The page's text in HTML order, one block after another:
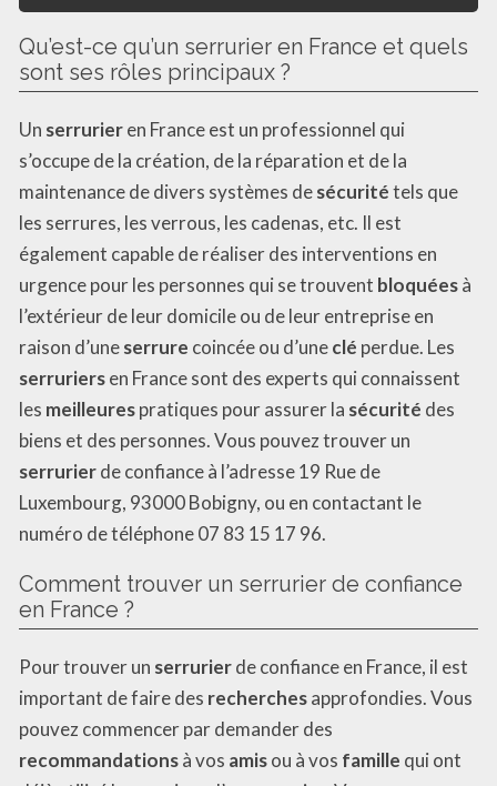
Qu’est-ce qu’un serrurier en France et quels
sont ses rôles principaux ?
Un serrurieren France est un professionnel qui
s’occupe de la création, de la réparation et de la
maintenance de divers systèmes desécuritétels que
les serrures, les verrous, les cadenas, etc. Il est
également capable de réaliser des interventions en
urgence pour les personnes qui se trouvent bloquéesà
l’extérieur de leur domicile ou de leur entreprise en
raison d’uneserrure coincée ou d’uneclé perdue. Les
serruriersen France sont des experts qui connaissent
les meilleurespratiques pour assurer la sécurité des
biens et des personnes. Vous pouvez trouver un
serrurierde confiance à l’adresse 19 Rue de
Luxembourg, 93000 Bobigny, ou en contactant le
numéro de téléphone 07 83 15 17 96.
Comment trouver un serrurier de confiance
en France ?
Pour trouver un serrurierde confiance en France, il est
important de faire des recherchesapprofondies. Vous
pouvez commencer par demander des
recommandationsà vos amisou à vos famille qui ont